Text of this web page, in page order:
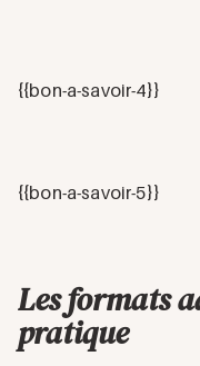
{{bon-a-savoir-4}}
{{bon-a-savoir-5}}
Les formats
pratique